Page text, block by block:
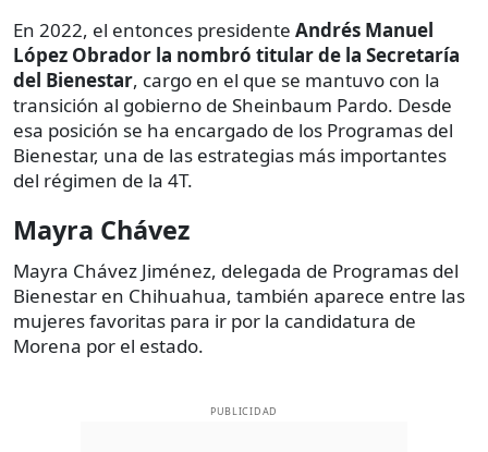
En 2022, el entonces presidente Andrés Manuel
López Obrador la nombró titular de la Secretaría
del Bienestar, cargo en el que se mantuvo con la
transición al gobierno de Sheinbaum Pardo. Desde
esa posición se ha encargado de los Programas del
Bienestar, una de las estrategias más importantes
del régimen de la 4T.
Mayra Chávez
Mayra Chávez Jiménez, delegada de Programas del
Bienestar en Chihuahua, también aparece entre las
mujeres favoritas para ir por la candidatura de
Morena por el estado.
PUBLICIDAD